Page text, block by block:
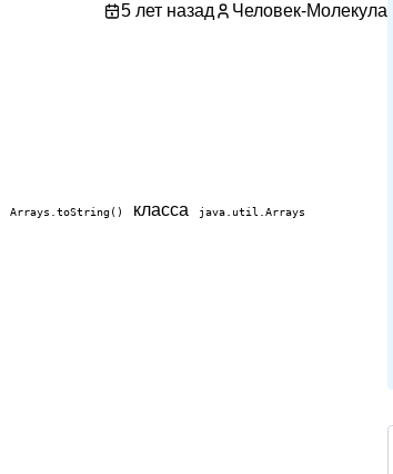
5 лет назад Человек-Молекула
Arrays.toString() класса java.util.Arrays